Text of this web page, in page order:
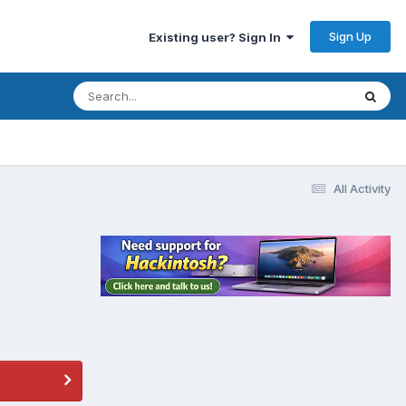
Existing user? Sign In Sign Up
All Activity